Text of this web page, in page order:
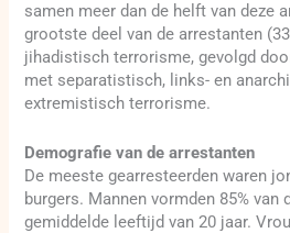
samen meer dan de helft van deze
grootste deel van de arrestanten
jihadistisch terrorisme, gevolgd
met separatistisch, links- en
extremistisch terrorisme.
Demografie van de arrestanten
De meeste gearresteerden waren
burgers. Mannen vormden 85% van
gemiddelde leeftijd van 20 jaar.